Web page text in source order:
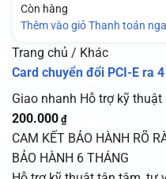
Còn hàng
Thêm vào giỏ Thanh toán
Trang chủ / Khác
Card chuyển đổi PCI-E ra
Giao nhanh Hỗ trợ kỹ thuật
200.000 ₫
CAM KẾT BẢO HÀNH RÕ
BẢO HÀNH 6 THÁNG